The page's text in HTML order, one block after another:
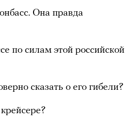
Она правда
по силам этой российской
сказать о его гибели?